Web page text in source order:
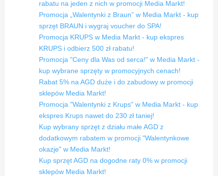
rabatu na jeden z nich w promocji Media Markt!
Promocja „Walentynki z Braun” w Media Markt - kup
sprzęt BRAUN i wygraj voucher do SPA!
Promocja KRUPS w Media Markt - kup ekspres
KRUPS i odbierz 500 zł rabatu!
Promocja "Ceny dla Was od serca!" w Media Markt -
kup wybrane sprzęty w promocyjnych cenach!
Rabat 5% na AGD duże i do zabudowy w promocji
sklepów Media Markt!
Promocja "Walentynki z Krups" w Media Markt - kup
ekspres Krups nawet do 230 zł taniej!
Kup wybrany sprzęt z działu małe AGD z
dodatkowym rabatem w promocji "Walentynkowe
okazje" w Media Markt!
Kup sprzęt AGD na dogodne raty 0% w promocji
sklepów Media Markt!